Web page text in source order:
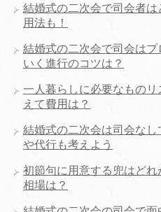
結婚式の二次会で司会者
用法も！
結婚式の二次会で司会はプ
いく進行のコツは？
一人暮らしに必要なもの
えて費用は？
結婚式の二次会は司会な
や代行も考えよう
初節句に用意する兜はど
相場は？